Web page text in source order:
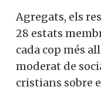
Agregats, els
28 estats
cada cop més
moderat de
cristians sobre